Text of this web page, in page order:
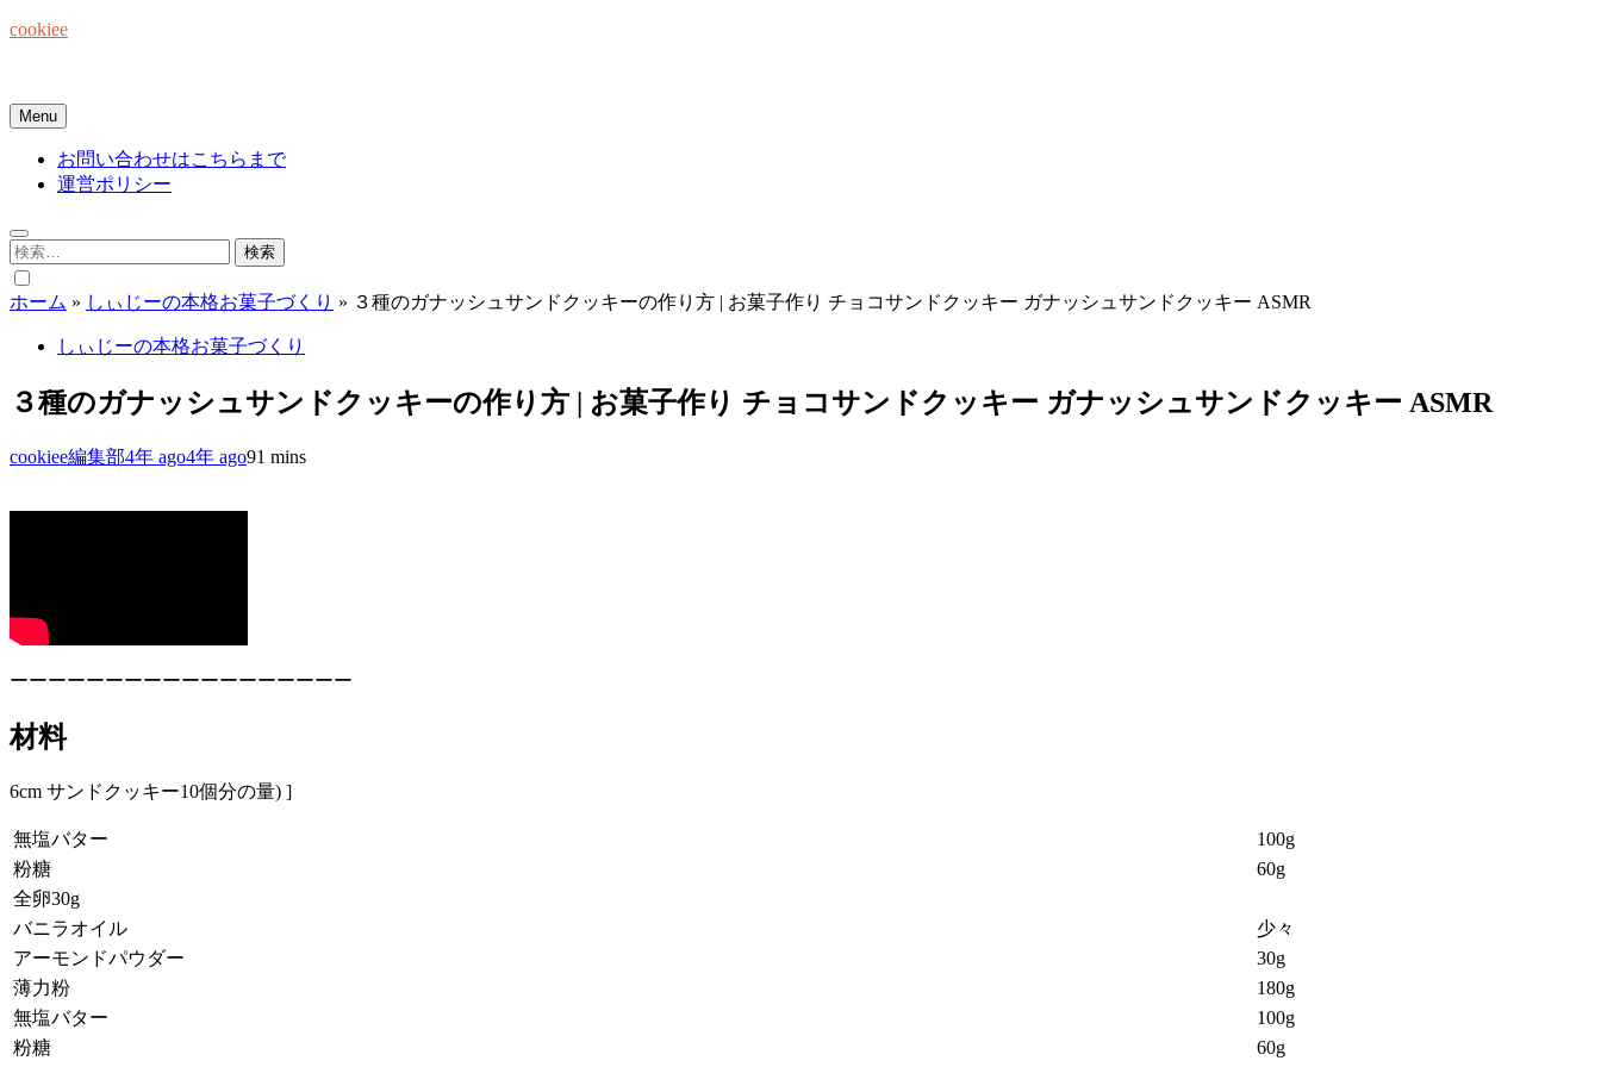
Skip
cookiee
Menu
お問い合わせはこちらまで
運営ポリシー
検
索:
ホーム » しぃじーの本格お菓子づくり » ３種のガナッシュサンドクッキーの作り方 | お菓子作り チョコサンドクッキー ガナッシュサンドクッキー ASMR
しぃじーの本格お菓子づくり
３種のガナッシュサンドクッキーの作り方 | お菓子作り チョコサンドクッキー ガナッシュサンドクッキー ASMR
cookiee編集部4年 ago4年 ago91 mins
ーーーーーーーーーーーーーーーーーー
材料
6cm サンドクッキー10個分の量) ]
無塩バター
100g
粉糖
60g
全卵30g
バニラオイル
少々
アーモンドパウダー
30g
薄力粉
180g
無塩バター
100g
粉糖
60g